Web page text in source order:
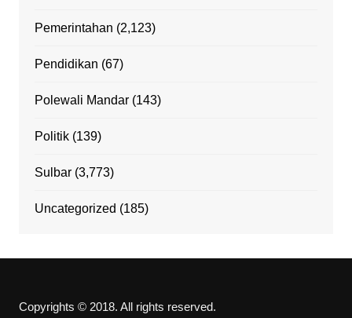
Pemerintahan (2,123)
Pendidikan (67)
Polewali Mandar(143)
Politik(139)
Sulbar(3,773)
Uncategorized (185)
Copyrights © 2018. All rights reserved.